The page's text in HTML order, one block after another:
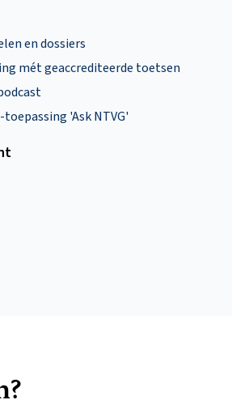
en dossiers
mét geaccrediteerde toetsen
'Ask NTVG'